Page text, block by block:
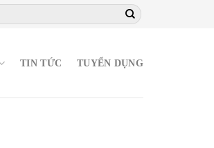
TIN TỨC TUYỂN DỤNG